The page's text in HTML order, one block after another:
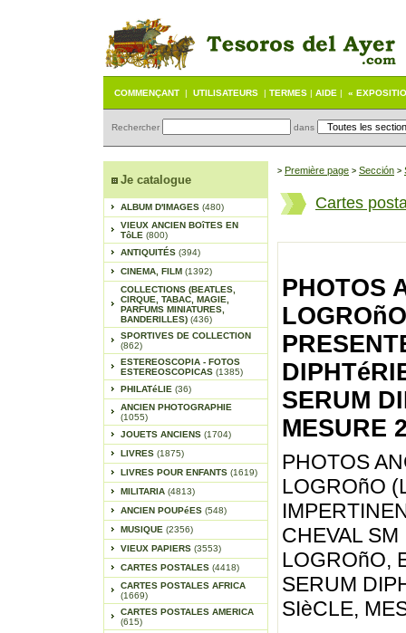
COMMENÇANT | UTILISATEURS | TERMES | AIDE | «
Rechercher dans
Je catalogue
ALBUM D'IMAGES (480)
VIEUX ANCIEN BOîTES EN
TôLE (800)
ANTIQUITÉS (394)
CINEMA, FILM (1392)
COLLECTIONS (BEATLES,
CIRQUE, TABAC, MAGIE,
PARFUMS MINIATURES,
BANDERILLES) (436)
SPORTIVES DE COLLECTION
(862)
ESTEREOSCOPIA - FOTOS
ESTEREOSCOPICAS (1385)
PHILATéLIE (36)
ANCIEN PHOTOGRAPHIE
(1055)
JOUETS ANCIENS (1704)
LIVRES (1875)
LIVRES POUR ENFANTS (1619)
MILITARIA (4813)
ANCIEN POUPéES (548)
MUSIQUE (2356)
VIEUX PAPIERS (3553)
CARTES POSTALES (4418)
CARTES POSTALES AFRICA
(1669)
CARTES POSTALES AMERICA
(615)
> Première page > Sección >
Cartes
PHOTOS
SERUM
MESURE
PHOTOS
LOGROñO
CHEVAL
LOGROñO,
SERUM
SIèCLE,